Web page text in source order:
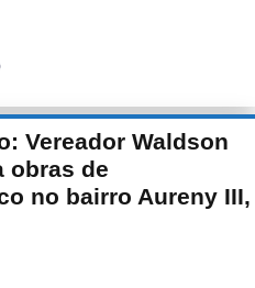
Vereador Waldson
obras de
no bairro Aureny III,